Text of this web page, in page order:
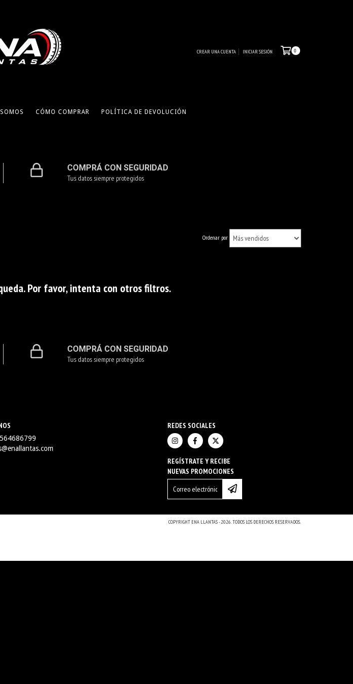
CREAR UNA CUENTA INICIAR SESIÓN 0
CÓMO COMPRAR POLÍTICA DE DEVOLUCIÓN
COMPRÁ CON SEGURIDAD
Tus datos siempre protegidos
Ordenar por
Por favor, intenta con otros filtros.
COMPRÁ CON SEGURIDAD
Tus datos siempre protegidos
REDES SOCIALES
REGÍSTRATE Y RECIBE
NUEVAS PROMOCIONES
COPYRIGHT ENA LLANTAS - 2026. TODOS LOS DERECHOS RESERVADOS.